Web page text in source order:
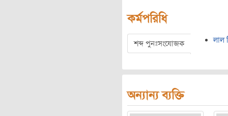
কর্মপরিধি
শব্দ পুনঃসংযোজক লাল
অন্যান্য ব্যক্তি